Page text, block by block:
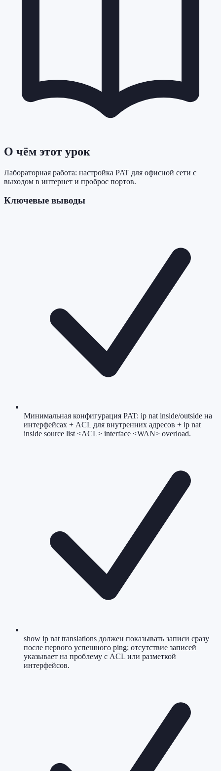
О чём этот урок
Лабораторная работа: настройка PAT для офисной сети с
выходом в интернет и проброс портов.
Ключевые выводы
Минимальная конфигурация PAT: ip nat inside/outside на
интерфейсах + ACL для внутренних адресов + ip nat
inside source list <ACL> interface <WAN> overload.
show ip nat translations должен показывать записи сразу
после первого успешного ping; отсутствие записей
указывает на проблему с ACL или разметкой
интерфейсов.